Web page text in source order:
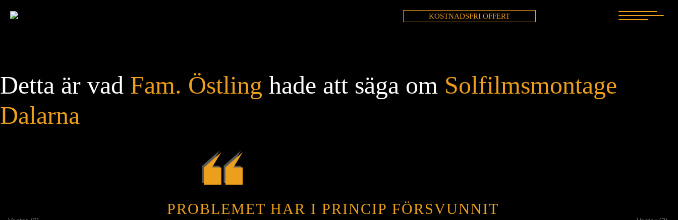
KOSTNADSFRI OFFERT
Detta är vad Fam. Östling hade att säga om Solfilmsmontage
Dalarna
PROBLEMET HAR I PRINCIP FÖRSVUNNIT